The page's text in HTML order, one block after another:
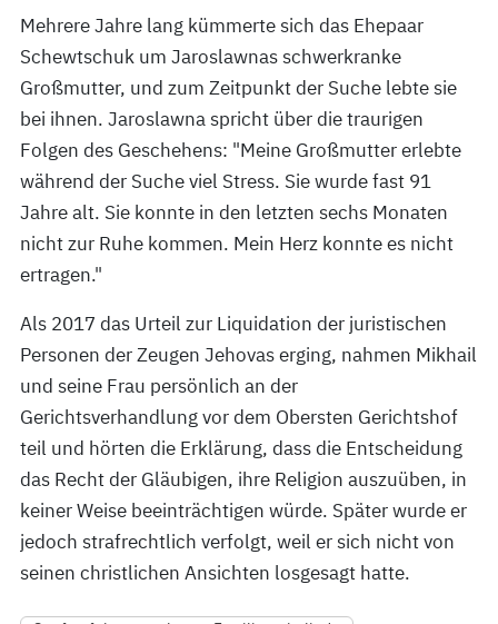
Mehrere Jahre lang kümmerte sich das Ehepaar
Schewtschuk um Jaroslawnas schwerkranke
Großmutter, und zum Zeitpunkt der Suche lebte sie
bei ihnen. Jaroslawna spricht über die traurigen
Folgen des Geschehens: "Meine Großmutter erlebte
während der Suche viel Stress. Sie wurde fast 91
Jahre alt. Sie konnte in den letzten sechs Monaten
nicht zur Ruhe kommen. Mein Herz konnte es nicht
ertragen."
Als 2017 das Urteil zur Liquidation der juristischen
Personen der Zeugen Jehovas erging, nahmen Mikhail
und seine Frau persönlich an der
Gerichtsverhandlung vor dem Obersten Gerichtshof
teil und hörten die Erklärung, dass die Entscheidung
das Recht der Gläubigen, ihre Religion auszuüben, in
keiner Weise beeinträchtigen würde. Später wurde er
jedoch strafrechtlich verfolgt, weil er sich nicht von
seinen christlichen Ansichten losgesagt hatte.